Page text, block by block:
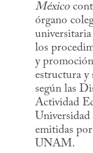
México
órgano
universitaria
los
y
estructura y
según las
Actividad
emitidas
UNAM.